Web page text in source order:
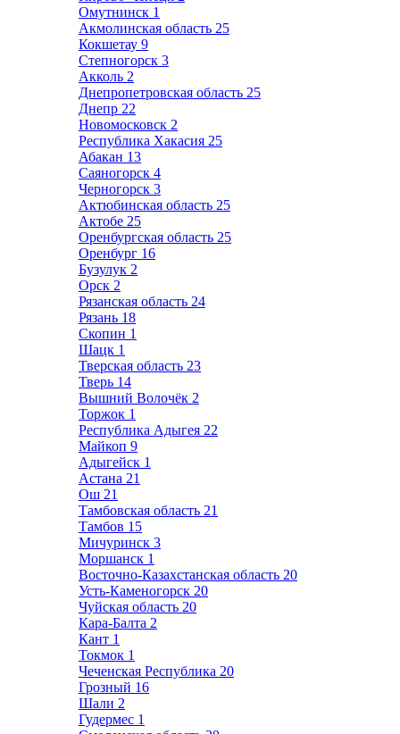
Омутнинск 1
Акмолинская область 25
Кокшетау 9
Степногорск 3
Акколь 2
Днепропетровская область 25
Днепр 22
Новомосковск 2
Республика Хакасия 25
Абакан 13
Саяногорск 4
Черногорск 3
Актюбинская область 25
Актобе 25
Оренбургская область 25
Оренбург 16
Бузулук 2
Орск 2
Рязанская область 24
Рязань 18
Скопин 1
Шацк 1
Тверская область 23
Тверь 14
Вышний Волочёк 2
Торжок 1
Республика Адыгея 22
Майкоп 9
Адыгейск 1
Астана 21
Ош 21
Тамбовская область 21
Тамбов 15
Мичуринск 3
Моршанск 1
Восточно-Казахстанская область 20
Усть-Каменогорск 20
Чуйская область 20
Кара-Балта 2
Кант 1
Токмок 1
Чеченская Республика 20
Грозный 16
Шали 2
Гудермес 1